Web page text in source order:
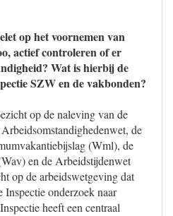
op het voornemen van
actief controleren of er
Wat is hierbij de
SZW en de vakbonden?
op de naleving van de
de
(Wml), de
en de Arbeidstijdenwet
op de arbeidswetgeving dat
onderzoek naar
heeft een centraal